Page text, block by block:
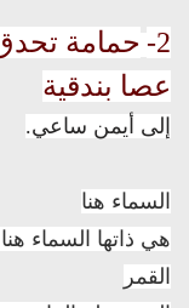
2-
حمامة
عصا بندقية
إلى أيمن ساعي.
السماء هنا
هي ذاتها السماء
القمر